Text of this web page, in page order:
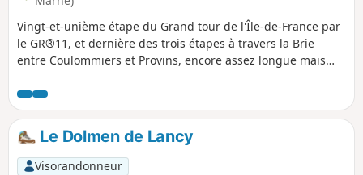
Vingt-et-unième étape du Grand tour de l'Île-de-France par
le GR®11, et dernière des trois étapes à travers la Brie
entre Coulommiers et Provins, encore assez longue mais
de la Brie en atteignant Provins, dont les monuments
emblématiques (tour César et dôme de la Collégiale Saint-
Quiriace) se voient de loin par beau temps, matérialisant la
destination de l'étape !
Le Dolmen de Lancy
Visorandonneur